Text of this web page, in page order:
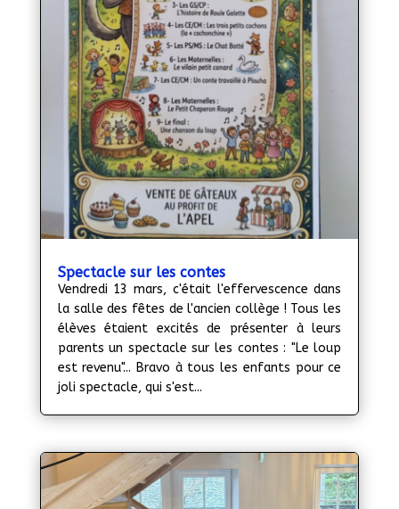
Spectacle sur les contes
Vendredi 13 mars, c'était l'effervescence dans
la salle des fêtes de l'ancien collège ! Tous les
élèves étaient excités de présenter à leurs
parents un spectacle sur les contes : "Le loup
est revenu"... Bravo à tous les enfants pour ce
joli spectacle, qui s'est...